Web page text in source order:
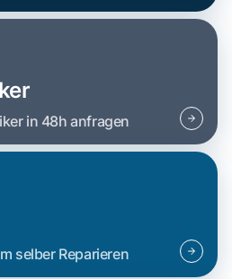
in 48h anfragen
selber Reparieren